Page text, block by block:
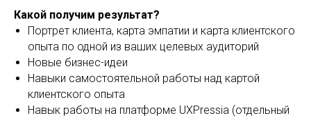
Какой получим результат?
Портрет клиента, карта эмпатии и карта клиентского
опыта по одной из ваших целевых аудиторий
Новые бизнес-идеи
Навыки самостоятельной работы над картой
клиентского опыта
Навык работы на платформе UXPressia (отдельный